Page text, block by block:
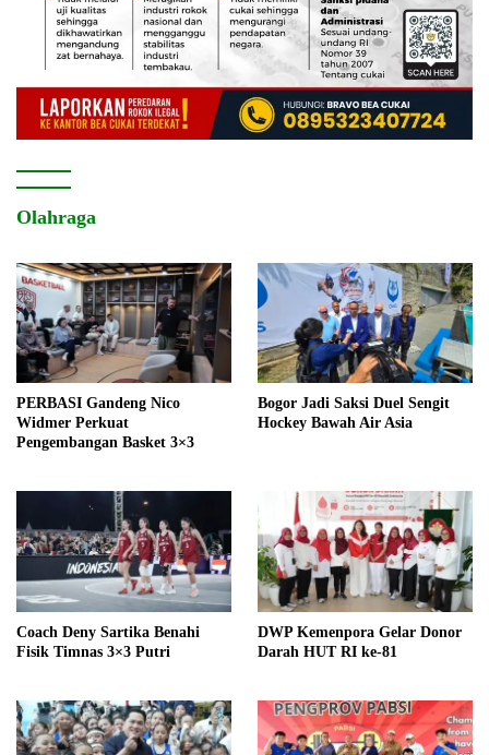
Olahraga
PERBASI Gandeng Nico
Widmer Perkuat
Pengembangan Basket 3×3
Bogor Jadi Saksi Duel Sengit
Hockey Bawah Air Asia
Coach Deny Sartika Benahi
Fisik Timnas 3×3 Putri
DWP Kemenpora Gelar Donor
Darah HUT RI ke-81